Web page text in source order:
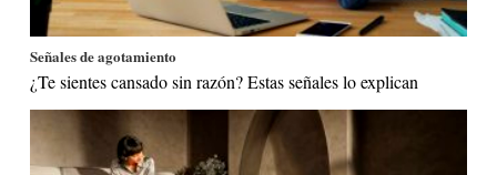
Señales de agotamiento
¿Te sientes cansado sin razón? Estas señales lo explican